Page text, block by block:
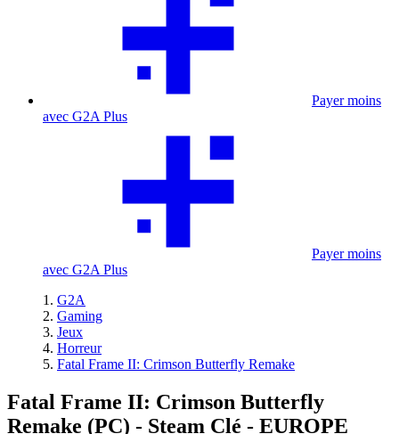
Payer moins
avec G2A Plus
Payer moins
avec G2A Plus
G2A
Gaming
Jeux
Horreur
Fatal Frame II: Crimson Butterfly Remake
Fatal Frame II: Crimson Butterfly
Remake (PC) - Steam Clé - EUROPE